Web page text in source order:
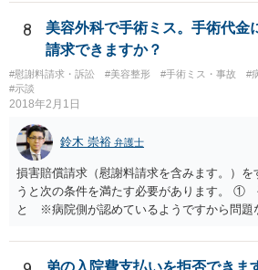
8
美容外科で手術ミス。手術代金
請求できますか？
#慰謝料請求・訴訟 #美容整形 #手術ミス・事故
#
#示談
2018年2月1日
鈴木 崇裕 弁護士
損害賠償請求（慰謝料請求を含みます。）
うと次の条件を満たす必要があります。 ①
と ※病院側が認めているようですから問
術のミスの「せいで」マスクが外せなくな
ければならなくなった「せいで」休業損
弟の入院費支払いを拒否できま